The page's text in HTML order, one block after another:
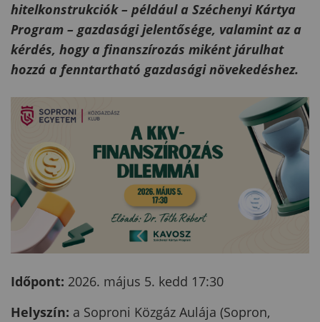
hitelkonstrukciók – például a Széchenyi Kártya
Program – gazdasági jelentősége, valamint az a
kérdés, hogy a finanszírozás miként járulhat
hozzá a fenntartható gazdasági növekedéshez.
Időpont: 2026. május 5. kedd 17:30
Helyszín: a Soproni Közgáz Aulája (Sopron,